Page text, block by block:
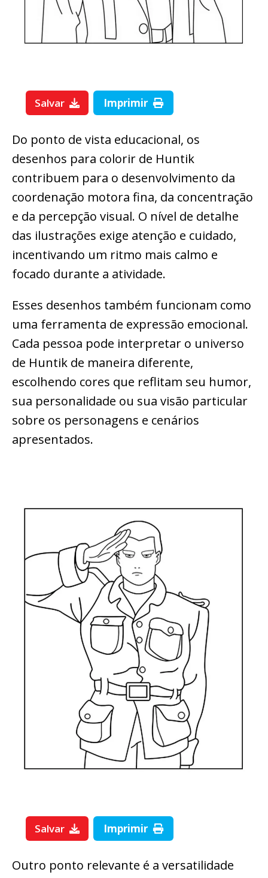
Salvar Imprimir
Do ponto de vista educacional, os
desenhos para colorir de Huntik
contribuem para o desenvolvimento da
coordenação motora fina, da concentração
e da percepção visual. O nível de detalhe
das ilustrações exige atenção e cuidado,
incentivando um ritmo mais calmo e
focado durante a atividade.
Esses desenhos também funcionam como
uma ferramenta de expressão emocional.
Cada pessoa pode interpretar o universo
de Huntik de maneira diferente,
escolhendo cores que reflitam seu humor,
sua personalidade ou sua visão particular
sobre os personagens e cenários
apresentados.
Salvar Imprimir
Outro ponto relevante é a versatilidade